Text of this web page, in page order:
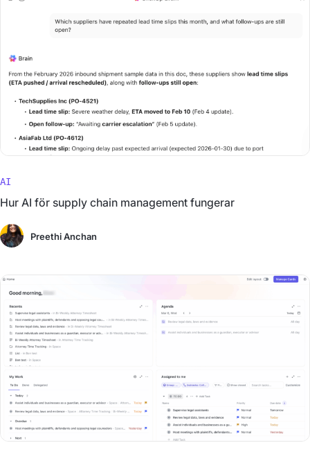
AI
Hur AI för supply chain management fungerar
Preethi Anchan